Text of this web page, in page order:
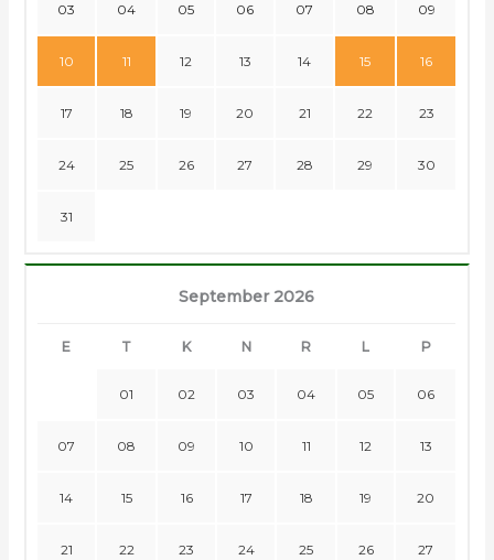
03 04 05 06 07 08 09
10 11 12 13 14 15 16
17 18 19 20 21 22 23
24 25 26 27 28 29 30
31
September 2026
E T K N R L P
01 02 03 04 05 06
07 08 09 10 11 12 13
14 15 16 17 18 19 20
21 22 23 24 25 26 27